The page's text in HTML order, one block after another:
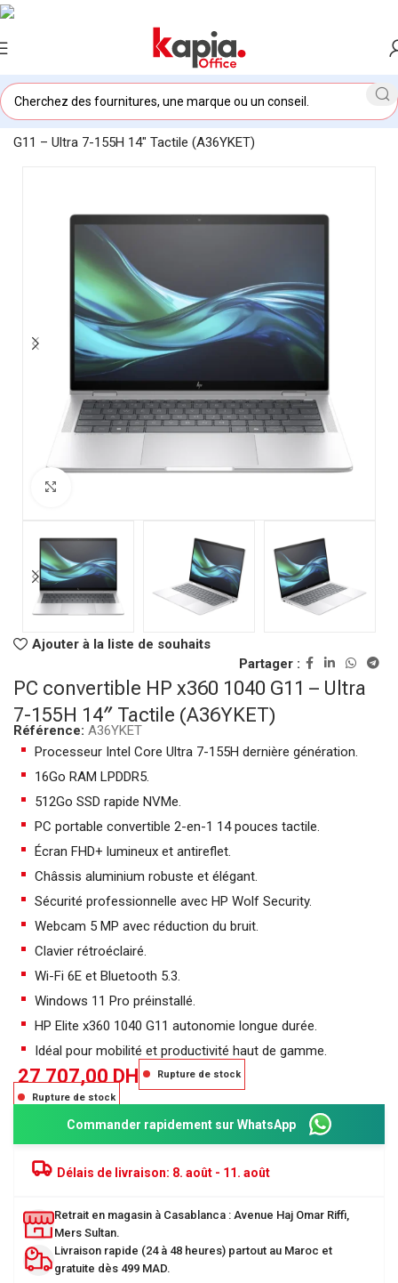
Accueil/KAPIA OFFICE MAROC/PC convertible HP x360 1040
G11 – Ultra 7-155H 14″ Tactile (A36YKET)
Ajouter à la liste de souhaits
Partager :
PC convertible HP x360 1040 G11 – Ultra
7-155H 14″ Tactile (A36YKET)
Référence: A36YKET
Processeur Intel Core Ultra 7-155H dernière génération.
16Go RAM LPDDR5.
512Go SSD rapide NVMe.
PC portable convertible 2-en-1 14 pouces tactile.
Écran FHD+ lumineux et antireflet.
Châssis aluminium robuste et élégant.
Sécurité professionnelle avec HP Wolf Security.
Webcam 5 MP avec réduction du bruit.
Clavier rétroéclairé.
Wi-Fi 6E et Bluetooth 5.3.
Windows 11 Pro préinstallé.
HP Elite x360 1040 G11 autonomie longue durée.
Idéal pour mobilité et productivité haut de gamme.
27 707,00DH
Rupture de stock
Rupture de stock
Commander rapidement sur WhatsApp
Délais de livraison: 8. août - 11. août
Retrait en magasin à Casablanca : Avenue Haj Omar Riffi,
Mers Sultan.
Livraison rapide (24 à 48 heures) partout au Maroc et
gratuite dès 499 MAD.